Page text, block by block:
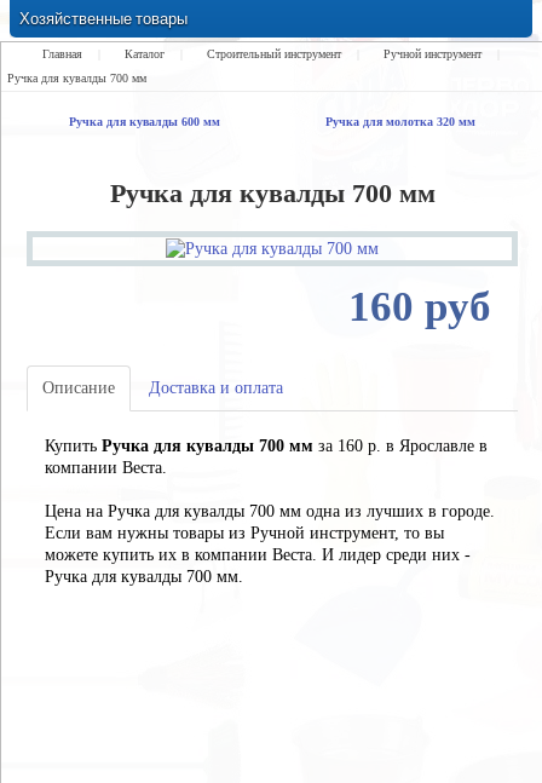
Хозяйственные товары
Замки Ручки Петли Засовы Проушины
Главная Каталог Строительный инструмент Ручной инструмент
Ручка для кувалды 700 мм
Ручка для кувалды 600 мм Ручка для молотка 320 мм
Ручка для кувалды 700 мм
160 руб
Описание Доставка и оплата
Купить Ручка для кувалды 700 мм за 160 р. в Ярославле в
компании Веста.
Цена на Ручка для кувалды 700 мм одна из лучших в городе.
Если вам нужны товары из Ручной инструмент, то вы
можете купить их в компании Веста. И лидер среди них -
Ручка для кувалды 700 мм.